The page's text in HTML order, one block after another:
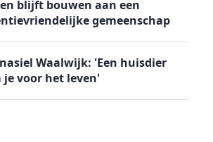
blijft bouwen aan een
gemeenschap
Waalwijk: 'Een huisdier
je voor het leven'